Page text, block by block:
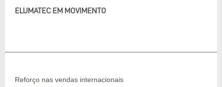
ELUMATEC EM MOVIMENTO
Reforço nas vendas internacionais